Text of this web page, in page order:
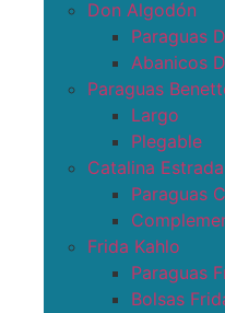
Don Algodón
Paraguas
Abanicos
Paraguas
Largo
Plegable
Catalina Estrada
Paraguas
Frida Kahlo
Paraguas
Bolsas